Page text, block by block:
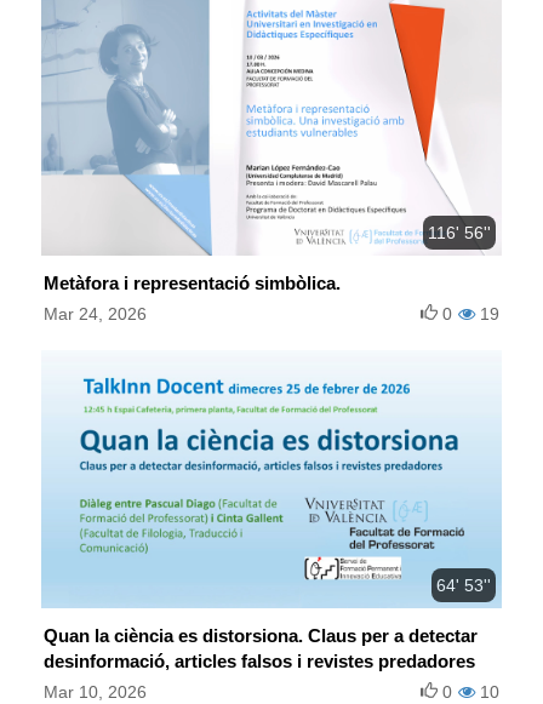
116' 56''
Metàfora i representació simbòlica.
Mar 24, 2026 19
0
64' 53''
Quan la ciència es distorsiona. Claus per a detectar
desinformació, articles falsos i revistes predadores
Mar 10, 2026 10
0